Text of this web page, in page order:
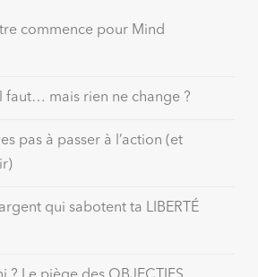
commence pour Mind
faut… mais rien ne change ?
pas à passer à l’action (et
qui sabotent ta LIBERTÉ